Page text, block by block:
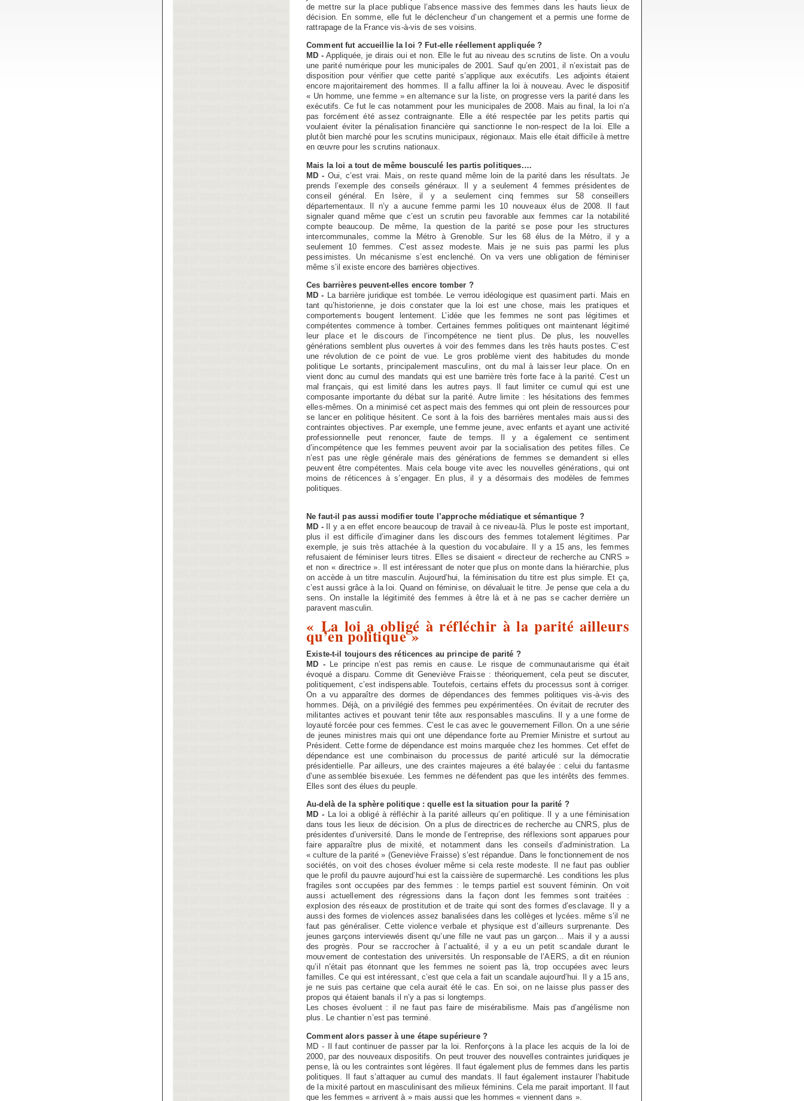
de mettre sur la place publique l’absence massive des femmes dans les hauts lieux de
décision. En somme, elle fut le déclencheur d’un changement et a permis une forme de
rattrapage de la France vis-à-vis de ses voisins.
Comment fut accueillie la loi ? Fut-elle réellement appliquée ?
MD - Appliquée, je dirais oui et non. Elle le fut au niveau des scrutins de liste. On a voulu
une parité numérique pour les municipales de 2001. Sauf qu’en 2001, il n’existait pas de
disposition pour vérifier que cette parité s’applique aux exécutifs. Les adjoints étaient
encore majoritairement des hommes. Il a fallu affiner la loi à nouveau. Avec le dispositif
« Un homme, une femme » en alternance sur la liste, on progresse vers la parité dans les
exécutifs. Ce fut le cas notamment pour les municipales de 2008. Mais au final, la loi n’a
pas forcément été assez contraignante. Elle a été respectée par les petits partis qui
voulaient éviter la pénalisation financière qui sanctionne le non-respect de la loi. Elle a
plutôt bien marché pour les scrutins municipaux, régionaux. Mais elle était difficile à mettre
en œuvre pour les scrutins nationaux.
Mais la loi a tout de même bousculé les partis politiques.…
MD -Oui, c’est vrai. Mais, on reste quand même loin de la parité dans les résultats. Je
prends l’exemple des conseils généraux. Il y a seulement 4 femmes présidentes de
conseil général. En Isère, il y a seulement cinq femmes sur 58 conseillers
départementaux. Il n’y a aucune femme parmi les 10 nouveaux élus de 2008. Il faut
signaler quand même que c’est un scrutin peu favorable aux femmes car la notabilité
compte beaucoup. De même, la question de la parité se pose pour les structures
intercommunales, comme la Métro à Grenoble. Sur les 68 élus de la Métro, il y a
seulement 10 femmes. C’est assez modeste. Mais je ne suis pas parmi les plus
pessimistes. Un mécanisme s’est enclenché. On va vers une obligation de féminiser
même s’il existe encore des barrières objectives.
Ces barrières peuvent-elles encore tomber ?
MD - La barrière juridique est tombée. Le verrou idéologique est quasiment parti. Mais en
tant qu’historienne, je dois constater que la loi est une chose, mais les pratiques et
comportements bougent lentement. L’idée que les femmes ne sont pas légitimes et
compétentes commence à tomber. Certaines femmes politiques ont maintenant légitimé
leur place et le discours de l’incompétence ne tient plus. De plus, les nouvelles
générations semblent plus ouvertes à voir des femmes dans les très hauts postes. C’est
une révolution de ce point de vue. Le gros problème vient des habitudes du monde
politique Le sortants, principalement masculins, ont du mal à laisser leur place. On en
vient donc au cumul des mandats qui est une barrière très forte face à la parité. C’est un
mal français, qui est limité dans les autres pays. Il faut limiter ce cumul qui est une
composante importante du débat sur la parité. Autre limite : les hésitations des femmes
elles-mêmes. On a minimisé cet aspect mais des femmes qui ont plein de ressources pour
se lancer en politique hésitent. Ce sont à la fois des barrières mentales mais aussi des
contraintes objectives. Par exemple, une femme jeune, avec enfants et ayant une activité
professionnelle peut renoncer, faute de temps. Il y a également ce sentiment
d’incompétence que les femmes peuvent avoir par la socialisation des petites filles. Ce
n’est pas une règle générale mais des générations de femmes se demandent si elles
peuvent être compétentes. Mais cela bouge vite avec les nouvelles générations, qui ont
moins de réticences à s’engager. En plus, il y a désormais des modèles de femmes
politiques.
Ne faut-il pas aussi modifier toute l’approche médiatique et sémantique ?
MD -Il y a en effet encore beaucoup de travail à ce niveau-là. Plus le poste est important,
plus il est difficile d’imaginer dans les discours des femmes totalement légitimes. Par
exemple, je suis très attachée à la question du vocabulaire. Il y a 15 ans, les femmes
refusaient de féminiser leurs titres. Elles se disaient « directeur de recherche au CNRS »
et non « directrice ». Il est intéressant de noter que plus on monte dans la hiérarchie, plus
on accède à un titre masculin. Aujourd’hui, la féminisation du titre est plus simple. Et ça,
c’est aussi grâce à la loi. Quand on féminise, on dévaluait le titre. Je pense que cela a du
sens. On installe la légitimité des femmes à être là et à ne pas se cacher derrière un
paravent masculin.
« La loi a obligé à réfléchir à la parité ailleurs
qu’en politique »
Existe-t-il toujours des réticences au principe de parité ?
MD -Le principe n’est pas remis en cause. Le risque de communautarisme qui était
évoqué a disparu. Comme dit Geneviève Fraisse : théoriquement, cela peut se discuter,
politiquement, c’est indispensable. Toutefois, certains effets du processus sont à corriger.
On a vu apparaître des dormes de dépendances des femmes politiques vis-à-vis des
hommes. Déjà, on a privilégié des femmes peu expérimentées. On évitait de recruter des
militantes actives et pouvant tenir tête aux responsables masculins. Il y a une forme de
loyauté forcée pour ces femmes. C’est le cas avec le gouvernement Fillon. On a une série
de jeunes ministres mais qui ont une dépendance forte au Premier Ministre et surtout au
Président. Cette forme de dépendance est moins marquée chez les hommes. Cet effet de
dépendance est une combinaison du processus de parité articulé sur la démocratie
présidentielle. Par ailleurs, une des craintes majeures a été balayée : celui du fantasme
d’une assemblée bisexuée. Les femmes ne défendent pas que les intérêts des femmes.
Elles sont des élues du peuple.
Au-delà de la sphère politique : quelle est la situation pour la parité ?
MD -La loi a obligé à réfléchir à la parité ailleurs qu’en politique. Il y a une féminisation
dans tous les lieux de décision. On a plus de directrices de recherche au CNRS, plus de
présidentes d’université. Dans le monde de l’entreprise, des réflexions sont apparues pour
faire apparaître plus de mixité, et notamment dans les conseils d’administration. La
« culture de la parité » (Geneviève Fraisse) s’est répandue. Dans le fonctionnement de nos
sociétés, on voit des choses évoluer même si cela reste modeste. Il ne faut pas oublier
que le profil du pauvre aujourd’hui est la caissière de supermarché. Les conditions les plus
fragiles sont occupées par des femmes : le temps partiel est souvent féminin. On voit
aussi actuellement des régressions dans la façon dont les femmes sont traitées :
explosion des réseaux de prostitution et de traite qui sont des formes d’esclavage. Il y a
aussi des formes de violences assez banalisées dans les collèges et lycées. même s’il ne
faut pas généraliser. Cette violence verbale et physique est d’ailleurs surprenante. Des
jeunes garçons interviewés disent qu’une fille ne vaut pas un garçon… Mais il y a aussi
des progrès. Pour se raccrocher à l’actualité, il y a eu un petit scandale durant le
mouvement de contestation des universités. Un responsable de l’AERS, a dit en réunion
qu’il n’était pas étonnant que les femmes ne soient pas là, trop occupées avec leurs
familles. Ce qui est intéressant, c’est que cela a fait un scandale aujourd’hui. Il y a 15 ans,
je ne suis pas certaine que cela aurait été le cas. En soi, on ne laisse plus passer des
propos qui étaient banals il n’y a pas si longtemps.
Les choses évoluent : il ne faut pas faire de misérabilisme. Mais pas d’angélisme non
plus. Le chantier n’est pas terminé.
Comment alors passer à une étape supérieure ?
MD - Il faut continuer de passer par la loi. Renforçons à la place les acquis de la loi de
2000, par des nouveaux dispositifs. On peut trouver des nouvelles contraintes juridiques je
pense, là ou les contraintes sont légères. Il faut également plus de femmes dans les partis
politiques. Il faut s’attaquer au cumul des mandats. Il faut également instaurer l’habitude
de la mixité partout en masculinisant des milieux féminins. Cela me parait important. Il faut
que les femmes « arrivent à » mais aussi que les hommes « viennent dans ».